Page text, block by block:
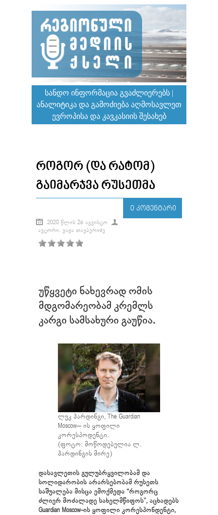
ᲡᲐᲜᲓᲝ ᲘᲜᲤᲝᲠᲛᲐᲪᲘᲐ ᲒᲕᲐᲫᲚᲘᲔᲠᲔᲑᲡ |
ᲐᲜᲐᲚᲘᲢᲘᲙᲐ ᲓᲐ ᲒᲐᲛᲝᲫᲘᲔᲑᲐ ᲐᲦᲛᲝᲡᲐᲕᲚᲔᲗ
ᲔᲕᲠᲝᲞᲘᲡᲐ ᲓᲐ ᲙᲐᲕᲙᲐᲡᲘᲘᲡ ᲨᲔᲡᲐᲮᲔᲑ
ᲠᲝᲒᲝᲠ (ᲓᲐ ᲠᲐᲢᲝᲛ)
ᲒᲐᲘᲛᲐᲠᲯᲕᲐ ᲠᲣᲡᲔᲗᲛᲐ
0 ᲙᲝᲛᲔᲜᲢᲐᲠᲘ
2020 ᲬᲚᲘᲡ 26 ᲐᲒᲕᲘᲡᲢᲝ
ᲐᲕᲢᲝᲠᲘ: ᲕᲐᲟᲐ ᲗᲐᲕᲑᲔᲠᲘᲫᲔ
უწყვეტი ნახევრად ომის
მდგომარეობამ კრემლს
კარგი სამსახური გაუწია.
ლუკ ჰარდინგი, The Guardian
Moscow– ის ყოფილი
კორესპოდენტი.
(ფოტო: მოწოდებულია ლ.
ჰარდინგის მირე)
დასავლეთის გულუბრყვილობამ და
სოლიდარობის არარსებობამ რუსეთს
საშუალება მისცა ემოქმედა “როგორც
ძლიერ მოძალადე სახელმწიფოს”, აცხადებს
Guardian Moscow-ის ყოფილი კორესპონდენტი,